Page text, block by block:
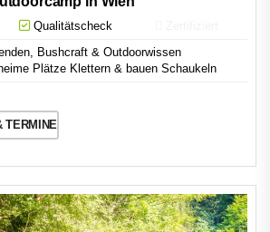
Qualitätscheck
Bushcraft & Outdoorwissen
Plätze Klettern & bauen Schaukeln
TERMINE